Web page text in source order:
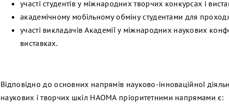
участі студентів у міжнародних творчих конкурсах і
академічному мобільному обміну студентами для
участі викладачів Академії у міжнародних наукових
виставках.
Відповідно до основних напрямів науково-інноваційної
наукових і творчих шкіл НАОМА пріоритетними напрямами є: